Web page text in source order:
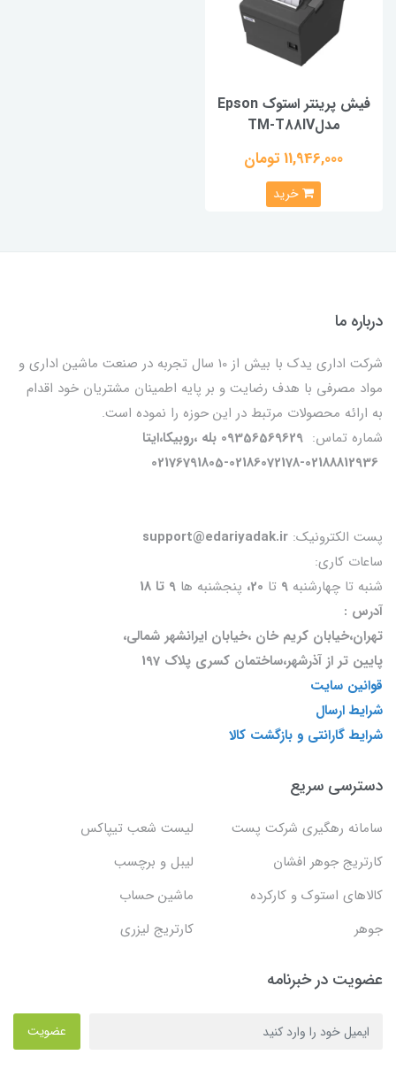
فیش پرینتر استوک Epson
مدلTM-T88IV
11,946,000 تومان
خرید
درباره ما
شرکت اداری یدک با بیش از 10 سال تجربه در صنعت ماشین اداری و
مواد مصرفی با هدف رضایت و بر پایه اطمینان مشتریان خود اقدام
به ارائه محصولات مرتبط در این حوزه را نموده است.
شماره تماس: 09356569629 بله ،روبیکا،ایتا
02176791805-02186072178-02188812936
پست الکترونیک:
ساعات کاری:
شنبه تا چهارشنبه 9 تا 20، پنجشنبه ها
آدرس :
تهران،خیابان کریم خان ،خیابان ایرانشهر شمالی،
پایین تر از آذرشهر،ساختمان کسری پلاک 197
قوانین سایت
شرایط ارسال
شرایط گارانتی و بازگشت کالا
دسترسی سریع
سامانه رهگیری شرکت پست
لیست شعب تیپاکس
کارتریج جوهر افشان
لیبل و برچسب
کالاهای استوک و کارکرده
ماشین حساب
جوهر
کارتریج لیزری
عضویت در خبرنامه
عضویت